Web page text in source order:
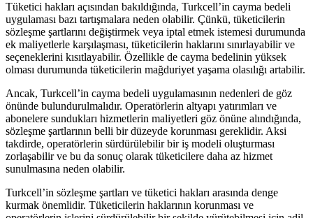
Tüketici hakları açısından bakıldığında, Turkcell’in cayma bedeli
uygulaması bazı tartışmalara neden olabilir. Çünkü, tüketicilerin
sözleşme şartlarını değiştirmek veya iptal etmek istemesi durumunda
ek maliyetlerle karşılaşması, tüketicilerin haklarını sınırlayabilir ve
seçeneklerini kısıtlayabilir. Özellikle de cayma bedelinin yüksek
olması durumunda tüketicilerin mağduriyet yaşama olasılığı artabilir.
Ancak, Turkcell’in cayma bedeli uygulamasının nedenleri de göz
önünde bulundurulmalıdır. Operatörlerin altyapı yatırımları ve
abonelere sundukları hizmetlerin maliyetleri göz önüne alındığında,
sözleşme şartlarının belli bir düzeyde korunması gereklidir. Aksi
takdirde, operatörlerin sürdürülebilir bir iş modeli oluşturması
zorlaşabilir ve bu da sonuç olarak tüketicilere daha az hizmet
sunulmasına neden olabilir.
Turkcell’in sözleşme şartları ve tüketici hakları arasında denge
kurmak önemlidir. Tüketicilerin haklarının korunması ve